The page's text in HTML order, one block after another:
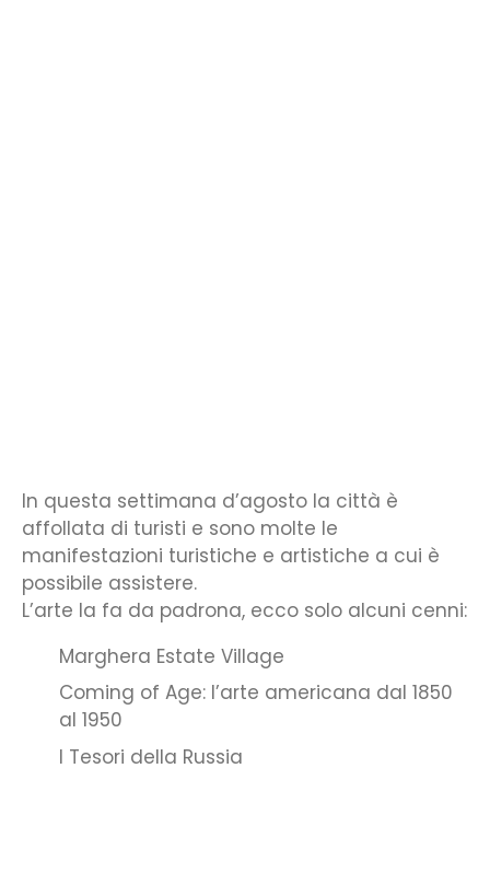
In questa settimana d’agosto la città è
affollata di turisti e sono molte le
manifestazioni turistiche e artistiche a cui è
possibile assistere.
L’arte la fa da padrona, ecco solo alcuni cenni:
Marghera Estate Village
Coming of Age: l’arte americana dal 1850
al 1950
I Tesori della Russia